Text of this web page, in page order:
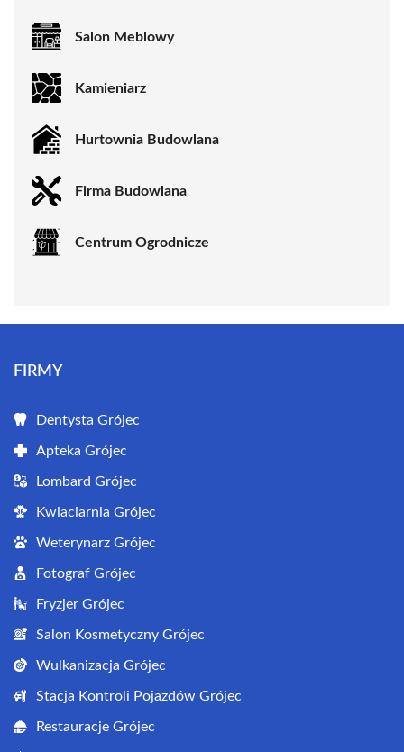
Salon Meblowy
Kamieniarz
Hurtownia Budowlana
Firma Budowlana
Centrum Ogrodnicze
FIRMY
Dentysta Grójec
Apteka Grójec
Lombard Grójec
Kwiaciarnia Grójec
Weterynarz Grójec
Fotograf Grójec
Fryzjer Grójec
Salon Kosmetyczny Grójec
Wulkanizacja Grójec
Stacja Kontroli Pojazdów Grójec
Restauracje Grójec